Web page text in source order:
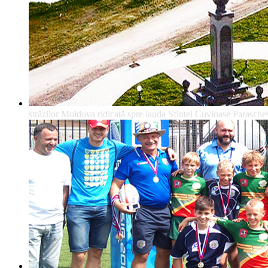
străzilor Moldova ridicată spre lauda Sfintei Cuvioase